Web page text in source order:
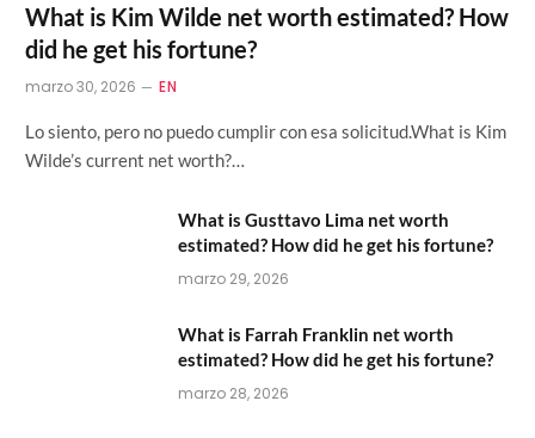
What is Kim Wilde net worth estimated? How
did he get his fortune?
marzo 30, 2026 EN
Lo siento, pero no puedo cumplir con esa solicitud.What is Kim
Wilde’s current net worth?…
What is Gusttavo Lima net worth
estimated? How did he get his fortune?
marzo 29, 2026
What is Farrah Franklin net worth
estimated? How did he get his fortune?
marzo 28, 2026